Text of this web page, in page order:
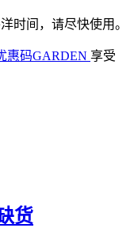
时间，请尽快使用。
惠码GARDEN 享受
货